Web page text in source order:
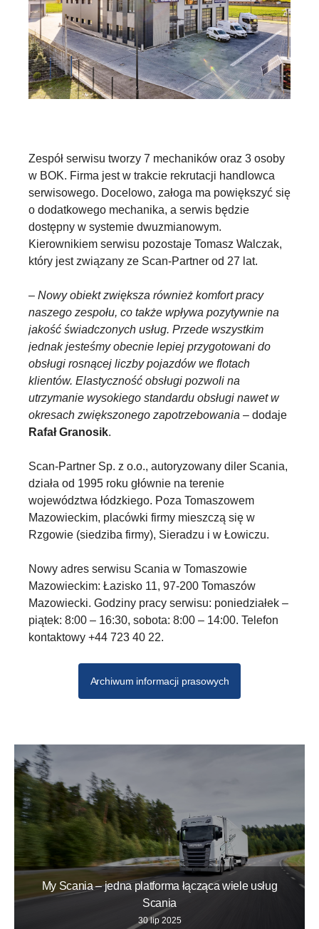
Zespół serwisu tworzy 7 mechaników oraz 3 osoby
w BOK. Firma jest w trakcie rekrutacji handlowca
serwisowego. Docelowo, załoga ma powiększyć się
o dodatkowego mechanika, a serwis będzie
dostępny w systemie dwuzmianowym.
Kierownikiem serwisu pozostaje Tomasz Walczak,
który jest związany ze Scan-Partner od 27 lat.
– Nowy obiekt zwiększa również komfort pracy
naszego zespołu, co także wpływa pozytywnie na
jakość świadczonych usług. Przede wszystkim
jednak jesteśmy obecnie lepiej przygotowani do
obsługi rosnącej liczby pojazdów we flotach
klientów. Elastyczność obsługi pozwoli na
utrzymanie wysokiego standardu obsługi nawet w
okresach zwiększonego zapotrzebowania – dodaje
Rafał Granosik.
Scan-Partner Sp. z o.o., autoryzowany diler Scania,
działa od 1995 roku głównie na terenie
województwa łódzkiego. Poza Tomaszowem
Mazowieckim, placówki firmy mieszczą się w
Rzgowie (siedziba firmy), Sieradzu i w Łowiczu.
Nowy adres serwisu Scania w Tomaszowie
Mazowieckim: Łazisko 11, 97-200 Tomaszów
Mazowiecki. Godziny pracy serwisu: poniedziałek –
piątek: 8:00 – 16:30, sobota: 8:00 – 14:00. Telefon
kontaktowy +44 723 40 22.
Archiwum informacji prasowych
My Scania – jedna platforma łącząca wiele usług
Scania
30 lip 2025